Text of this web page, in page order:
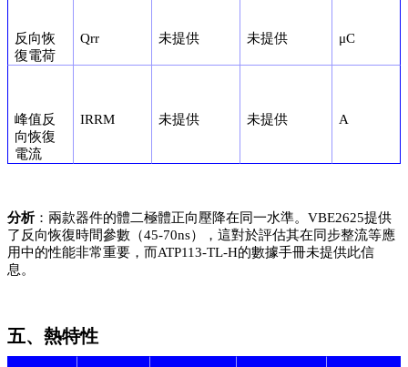
反向恢
復電荷
Qrr 未提供 未提供 μC
峰值反
向恢復
電流
IRRM 未提供 未提供 A
分析：兩款器件的體二極體正向壓降在同一水準。VBE2625提供
了反向恢復時間參數（45-70ns），這對於評估其在同步整流等應
用中的性能非常重要，而ATP113-TL-H的數據手冊未提供此信
息。
五、熱特性